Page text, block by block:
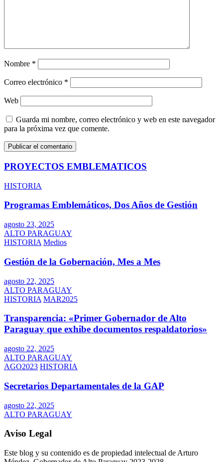
Nombre *
Correo electrónico *
Web
Guarda mi nombre, correo electrónico y web en este navegador
para la próxima vez que comente.
PROYECTOS EMBLEMATICOS
HISTORIA
Programas Emblemáticos, Dos Años de Gestión
agosto 23, 2025
ALTO PARAGUAY
HISTORIA Medios
Gestión de la Gobernación, Mes a Mes
agosto 22, 2025
ALTO PARAGUAY
HISTORIA MAR2025
Transparencia: «Primer Gobernador de Alto
Paraguay que exhibe documentos respaldatorios»
agosto 22, 2025
ALTO PARAGUAY
AGO2023 HISTORIA
Secretarios Departamentales de la GAP
agosto 22, 2025
ALTO PARAGUAY
Aviso Legal
Este blog y su contenido es de propiedad intelectual de Arturo